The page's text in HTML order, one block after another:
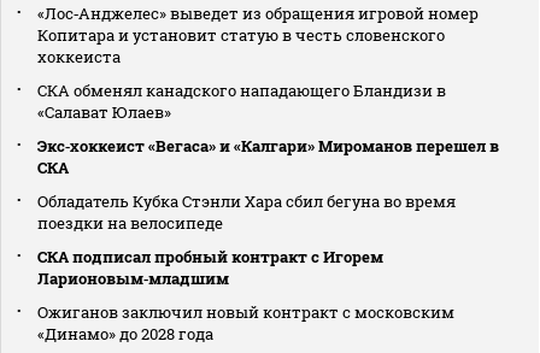
«Лос‑Анджелес» выведет из обращения игровой номер
Копитара и установит статую в честь словенского
хоккеиста
СКА обменял канадского нападающего Бландизи в
«Салават Юлаев»
Экс‑хоккеист «Вегаса» и «Калгари» Мироманов перешел в
СКА
Обладатель Кубка Стэнли Хара сбил бегуна во время
поездки на велосипеде
СКА подписал пробный контракт с Игорем
Ларионовым‑младшим
Ожиганов заключил новый контракт с московским
«Динамо» до 2028 года